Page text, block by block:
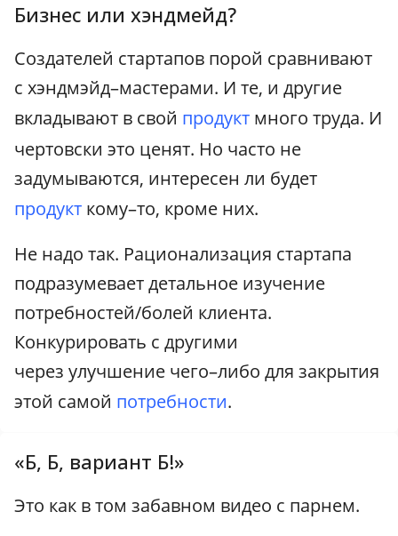
Бизнес или хэндмейд?
Создателей стартапов порой сравнивают
с хэндмэйд–мастерами. И те, и другие
вкладывают в свой продукт много труда. И
чертовски это ценят. Но часто не
задумываются, интересен ли будет
продукт кому–то, кроме них.
Не надо так. Рационализация стартапа
подразумевает детальное изучение
потребностей/болей клиента.
Конкурировать с другими
через улучшение чего–либо для закрытия
этой самой потребности.
«Б, Б, вариант Б!»
Это как в том забавном видео с парнем.